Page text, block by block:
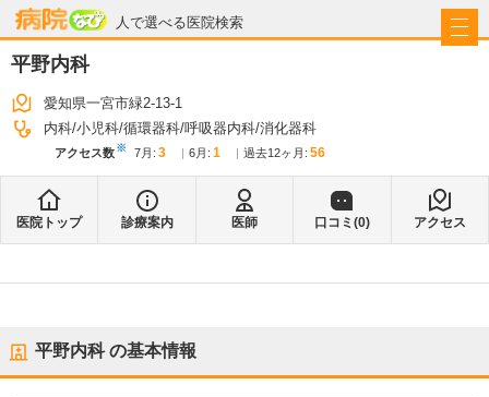
人で選べる医院検索
病院なび
平野内科
愛知県一宮市緑2-13-1
内科 小児科 循環器科 呼吸器内科 消化器科
アクセス数※ 7月 : 3 6月 : 1 過去12ヶ月: 56
医院トップ 診療案内 医師 口コミ(0) アクセス
平野内科の基本情報